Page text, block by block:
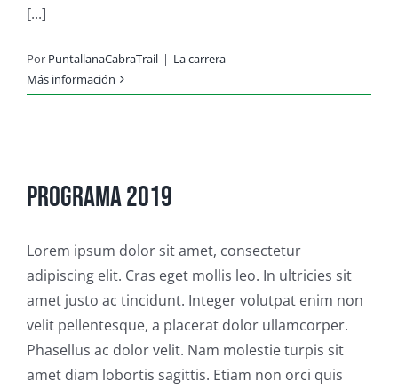
[...]
Por PuntallanaCabraTrail | La carrera
Más información
Programa 2019
Lorem ipsum dolor sit amet, consectetur
adipiscing elit. Cras eget mollis leo. In ultricies sit
amet justo ac tincidunt. Integer volutpat enim non
velit pellentesque, a placerat dolor ullamcorper.
Phasellus ac dolor velit. Nam molestie turpis sit
amet diam lobortis sagittis. Etiam non orci quis